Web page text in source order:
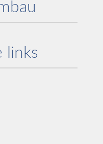
links